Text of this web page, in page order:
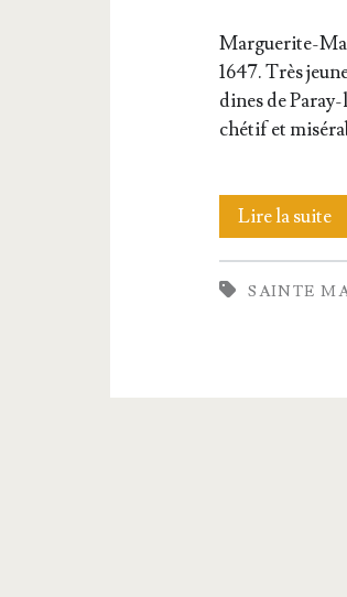
Mar­­gue­­rite-
1647. Très
dines de
ché­tif et
Lire la suite
SAINTE